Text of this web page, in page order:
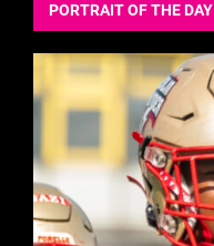
PORTRAIT OF THE DAY